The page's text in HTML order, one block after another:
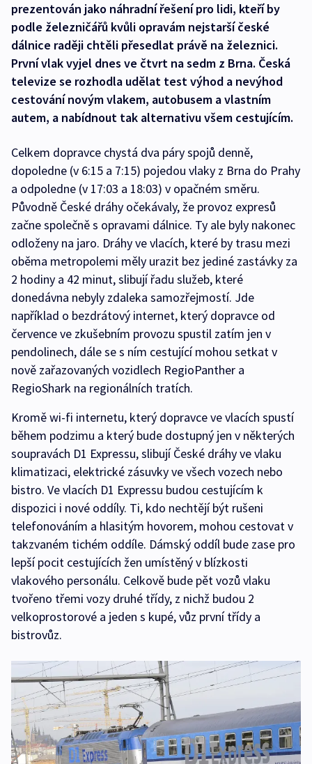
prezentován jako náhradní řešení pro lidi, kteří by
podle železničářů kvůli opravám nejstarší české
dálnice raději chtěli přesedlat právě na železnici.
První vlak vyjel dnes ve čtvrt na sedm z Brna. Česká
televize se rozhodla udělat test výhod a nevýhod
cestování novým vlakem, autobusem a vlastním
autem, a nabídnout tak alternativu všem cestujícím.
Celkem dopravce chystá dva páry spojů denně,
dopoledne (v 6:15 a 7:15) pojedou vlaky z Brna do Prahy
a odpoledne (v 17:03 a 18:03) v opačném směru.
Původně České dráhy očekávaly, že provoz expresů
začne společně s opravami dálnice. Ty ale byly nakonec
odloženy na jaro. Dráhy ve vlacích, které by trasu mezi
oběma metropolemi měly urazit bez jediné zastávky za
2 hodiny a 42 minut, slibují řadu služeb, které
donedávna nebyly zdaleka samozřejmostí. Jde
například o bezdrátový internet, který dopravce od
července ve zkušebním provozu spustil zatím jen v
pendolinech, dále se s ním cestující mohou setkat v
nově zařazovaných vozidlech RegioPanther a
RegioShark na regionálních tratích.
Kromě wi-fi internetu, který dopravce ve vlacích spustí
během podzimu a který bude dostupný jen v některých
soupravách D1 Expressu, slibují České dráhy ve vlaku
klimatizaci, elektrické zásuvky ve všech vozech nebo
bistro. Ve vlacích D1 Expressu budou cestujícím k
dispozici i nové oddíly. Ti, kdo nechtějí být rušeni
telefonováním a hlasitým hovorem, mohou cestovat v
takzvaném tichém oddíle. Dámský oddíl bude zase pro
lepší pocit cestujících žen umístěný v blízkosti
vlakového personálu. Celkově bude pět vozů vlaku
tvořeno třemi vozy druhé třídy, z nichž budou 2
velkoprostorové a jeden s kupé, vůz první třídy a
bistrovůz.